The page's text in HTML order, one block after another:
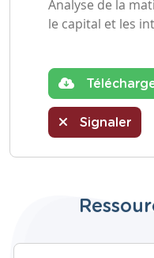
Analyse de la
le capital et les
Signaler